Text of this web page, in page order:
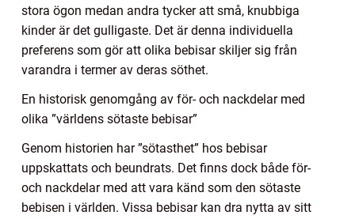
stora ögon medan andra tycker att små, knubbiga
kinder är det gulligaste. Det är denna individuella
preferens som gör att olika bebisar skiljer sig från
varandra i termer av deras söthet.
En historisk genomgång av för- och nackdelar med
olika ”världens sötaste bebisar”
Genom historien har ”sötasthet” hos bebisar
uppskattats och beundrats. Det finns dock både för-
och nackdelar med att vara känd som den sötaste
bebisen i världen. Vissa bebisar kan dra nytta av sitt